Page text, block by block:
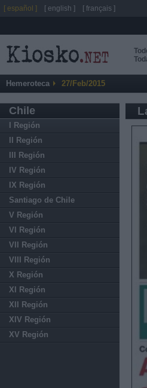
Hemeroteca 27/Feb/2015
Chile
I Región
II Región
III Región
IV Región
IX Región
Santiago de Chile
V Región
VI Región
VII Región
VIII Región
X Región
XI Región
XII Región
XIV Región
XV Región
[ español ] [ english ] [ français ]